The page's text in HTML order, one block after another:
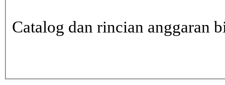
Catalog dan rincian anggaran